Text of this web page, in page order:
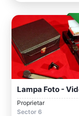
Proprietar
Sector 6